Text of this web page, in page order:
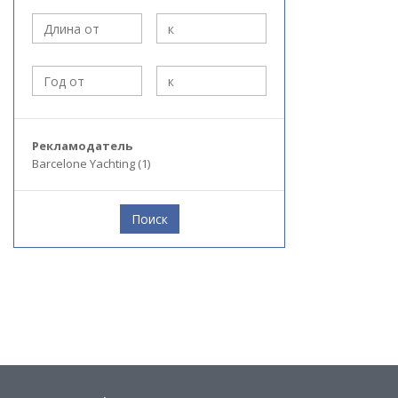
Рекламодатель
Barcelone Yachting (1)
Поиск